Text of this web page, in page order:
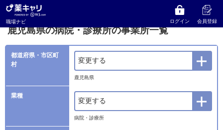
職場ナビ ログイン 会員登録
薬キャリ 職場ナビ 病院・診療所の事業所一覧
鹿児島県の病院・診療所の事業所一覧
都道府県・市区町
村
変更する
鹿児島県
業種
変更する
病院・診療所